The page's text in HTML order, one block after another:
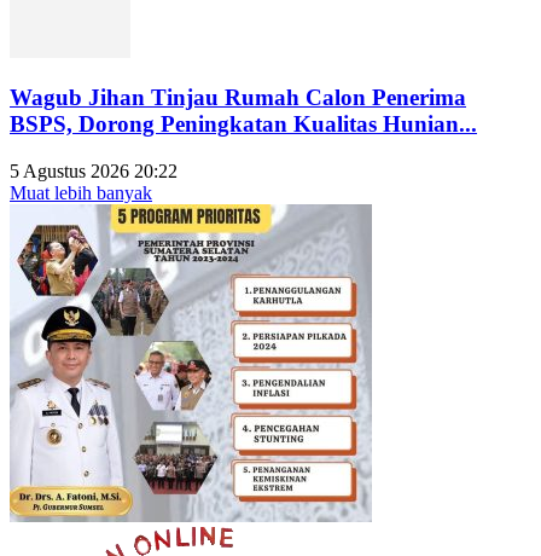
Wagub Jihan Tinjau Rumah Calon Penerima
BSPS, Dorong Peningkatan Kualitas Hunian...
5 Agustus 2026 20:22
Muat lebih banyak